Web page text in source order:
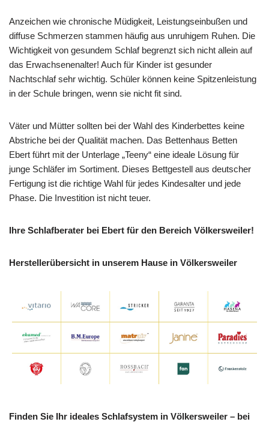
Anzeichen wie chronische Müdigkeit, Leistungseinbußen und
diffuse Schmerzen stammen häufig aus unruhigem Ruhen. Die
Wichtigkeit von gesundem Schlaf begrenzt sich nicht allein auf
das Erwachsenenalter! Auch für Kinder ist gesunder
Nachtschlaf sehr wichtig. Schüler können keine Spitzenleistung
in der Schule bringen, wenn sie nicht fit sind.
Väter und Mütter sollten bei der Wahl des Kinderbettes keine
Abstriche bei der Qualität machen. Das Bettenhaus Betten
Ebert führt mit der Unterlage „Teeny“ eine ideale Lösung für
junge Schläfer im Sortiment. Dieses Bettgestell aus deutscher
Fertigung ist die richtige Wahl für jedes Kindesalter und jede
Phase. Die Investition ist nicht teuer.
Ihre Schlafberater bei Ebert für den Bereich Völkersweiler!
Herstellerübersicht in unserem Hause in Völkersweiler
Finden Sie Ihr ideales Schlafsystem in Völkersweiler – bei